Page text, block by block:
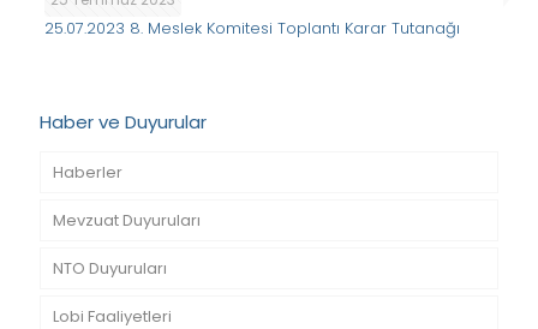
25.07.2023 8. Meslek Komitesi Toplantı Karar Tutanağı
Haber ve Duyurular
Haberler
Mevzuat Duyuruları
NTO Duyuruları
Lobi Faaliyetleri